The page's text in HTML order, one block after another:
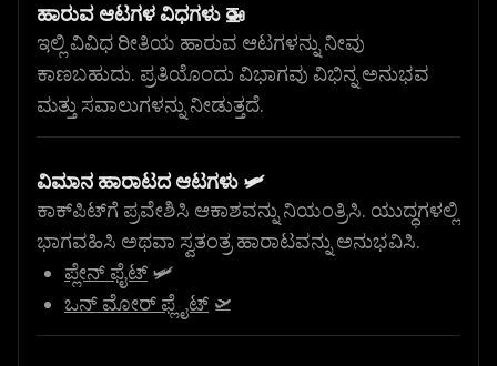
ಹಾರುವ ಆಟಗಳ ವಿಧಗಳು 🚁
ಇಲ್ಲಿ ವಿವಿಧ ರೀತಿಯ ಹಾರುವ ಆಟಗಳನ್ನು ನೀವು
ಕಾಣಬಹುದು. ಪ್ರತಿಯೊಂದು ವಿಭಾಗವು ವಿಭಿನ್ನ ಅನುಭವ
ಮತ್ತು ಸವಾಲುಗಳನ್ನು ನೀಡುತ್ತದೆ.
ವಿಮಾನ ಹಾರಾಟದ ಆಟಗಳು 🛩️
ಕಾಕ್‌ಪಿಟ್‌ಗೆ ಪ್ರವೇಶಿಸಿ ಆಕಾಶವನ್ನು ನಿಯಂತ್ರಿಸಿ. ಯುದ್ಧಗಳಲ್ಲಿ
ಭಾಗವಹಿಸಿ ಅಥವಾ ಸ್ವತಂತ್ರ ಹಾರಾಟವನ್ನು ಅನುಭವಿಸಿ.
ಪ್ಲೇನ್ ಫೈಟ್ 🛩️
ಒನ್ ಮೋರ್ ಫ್ಲೈಟ್ 🛫